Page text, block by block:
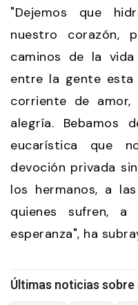
"Dejemos que
nuestro corazón,
caminos de la
entre la gente
corriente de
alegría. Bebamos
eucarística que
devoción privada
los hermanos, a
quienes sufren,
esperanza", ha
Últimas noticias